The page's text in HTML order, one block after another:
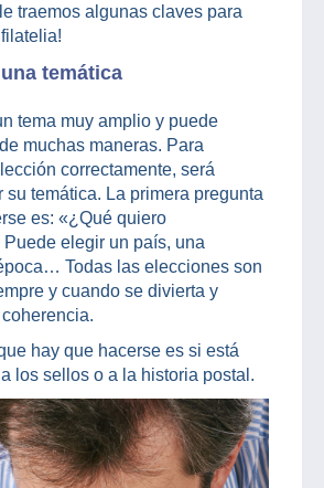
traemos algunas claves para
temática
tema muy amplio y puede
muchas maneras. Para
correctamente, será
su temática. La primera pregunta
es: «¿Qué quiero
elegir un país, una
Todas las elecciones son
y cuando se divierta y
hay que hacerse es si está
los sellos o a la historia postal.